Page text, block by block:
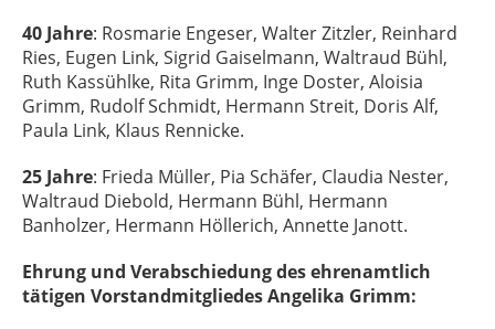
40 Jahre: Rosmarie Engeser, Walter Zitzler, Reinhard
Ries, Eugen Link, Sigrid Gaiselmann, Waltraud Bühl,
Ruth Kassühlke, Rita Grimm, Inge Doster, Aloisia
Grimm, Rudolf Schmidt, Hermann Streit, Doris Alf,
Paula Link, Klaus Rennicke.
25 Jahre: Frieda Müller, Pia Schäfer, Claudia Nester,
Waltraud Diebold, Hermann Bühl, Hermann
Banholzer, Hermann Höllerich, Annette Janott.
Ehrung und Verabschiedung des ehrenamtlich
tätigen Vorstandmitgliedes Angelika Grimm: